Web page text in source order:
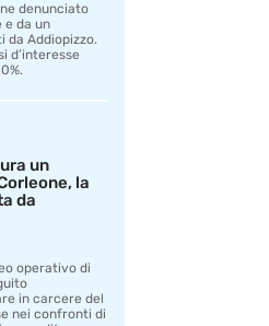
denunciato
e da un
da Addiopizzo.
d’interesse
un
la
da
operativo di
in carcere del
nei confronti di